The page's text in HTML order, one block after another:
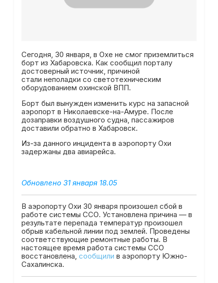
Сегодня, 30 января, в Охе не смог приземлиться
борт из Хабаровска. Как сообщил порталу
достоверный источник, причиной
стали неполадки со светотехническим
оборудованием охинской ВПП.
Борт был вынужден изменить курс на запасной
аэропорт в Николаевске-на-Амуре. После
дозаправки воздушного судна, пассажиров
доставили обратно в Хабаровск.
Из-за данного инцидента в аэропорту Охи
задержаны два авиарейса.
Обновлено 31 января 18.05
В аэропорту Охи 30 января произошел сбой в
работе системы ССО. Установлена причина — в
результате перепада температур произошел
обрыв кабельной линии под землей. Проведены
соответствующие ремонтные работы. В
настоящее время работа системы ССО
восстановлена, сообщили в аэропорту Южно-
Сахалинска.